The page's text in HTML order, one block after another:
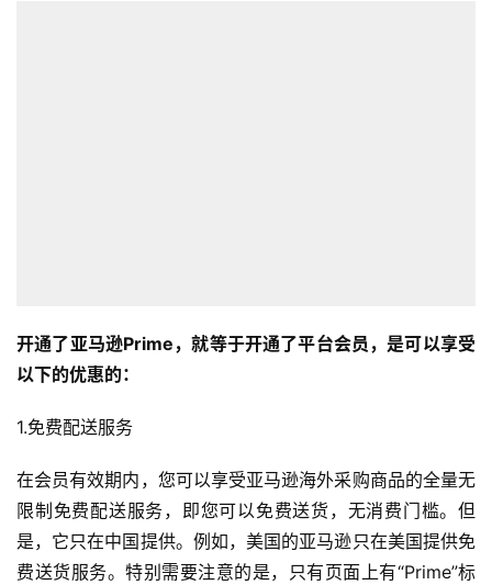
开通了亚马逊Prime，就等于开通了平台会员，是可以享受
以下的优惠的：
1.免费配送服务
在会员有效期内，您可以享受亚马逊海外采购商品的全量无
限制免费配送服务，即您可以免费送货，无消费门槛。但
是，它只在中国提供。例如，美国的亚马逊只在美国提供免
费送货服务。特别需要注意的是，只有页面上有“Prime”标